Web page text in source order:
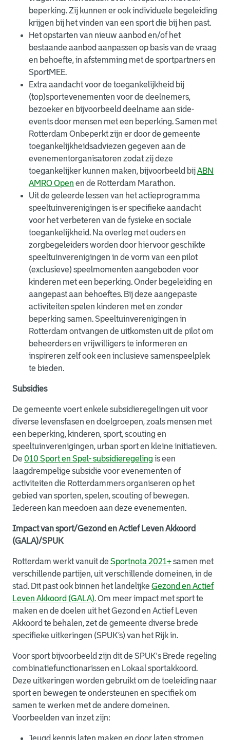
beperking. Zij kunnen er ook individuele begeleiding
krijgen bij het vinden van een sport die bij hen past.
Het opstarten van nieuw aanbod en/of het
bestaande aanbod aanpassen op basis van de vraag
en behoefte, in afstemming met de sportpartners en
SportMEE.
Extra aandacht voor de toegankelijkheid bij
(top)sportevenementen voor de deelnemers,
bezoeker en bijvoorbeeld deelname aan side-
events door mensen met een beperking. Samen met
Rotterdam Onbeperkt zijn er door de gemeente
toegankelijkheidsadviezen gegeven aan de
evenementorganisatoren zodat zij deze
toegankelijker kunnen maken, bijvoorbeeld bijABN
AMRO Open en de Rotterdam Marathon.
Uit de geleerde lessen van het actieprogramma
speeltuinverenigingen is er specifieke aandacht
voor het verbeteren van de fysieke en sociale
toegankelijkheid. Na overleg met ouders en
zorgbegeleiders worden door hiervoor geschikte
speeltuinverenigingen in de vorm van een pilot
(exclusieve) speelmomenten aangeboden voor
kinderen met een beperking. Onder begeleiding en
aangepast aan behoeftes. Bij deze aangepaste
activiteiten spelen kinderen met en zonder
beperking samen. Speeltuinverenigingen in
Rotterdam ontvangen de uitkomsten uit de pilot om
beheerders en vrijwilligers te informeren en
inspireren zelf ook een inclusieve samenspeelplek
te bieden.
Subsidies
De gemeente voert enkele subsidieregelingen uit voor
diverse levensfasen en doelgroepen, zoals mensen met
een beperking, kinderen, sport, scouting en
speeltuinverenigingen, urban sport en kleine initiatieven.
De 010 Sport en Spel- subsidieregeling is een
laagdrempelige subsidie voor evenementen of
activiteiten die Rotterdammers organiseren op het
gebied van sporten, spelen, scouting of bewegen.
Iedereen kan meedoen aan deze evenementen.
Impact van sport/Gezond en Actief Leven Akkoord
(GALA)/SPUK
Rotterdam werkt vanuit de Sportnota 2021+samen met
verschillende partijen, uit verschillende domeinen, in de
stad. Dit past ook binnen het landelijke Gezond en Actief
Leven Akkoord (GALA). Om meer impact met sport te
maken en de doelen uit het Gezond en Actief Leven
Akkoord te behalen, zet de gemeente diverse brede
specifieke uitkeringen (SPUK’s) van het Rijk in.
Voor sport bijvoorbeeld zijn dit de SPUK's Brede regeling
combinatiefunctionarissen en Lokaal sportakkoord.
Deze uitkeringen worden gebruikt om de toeleiding naar
sport en bewegen te ondersteunen en specifiek om
samen te werken met de andere domeinen.
Voorbeelden van inzet zijn:
Jeugd kennis laten maken en door laten stromen